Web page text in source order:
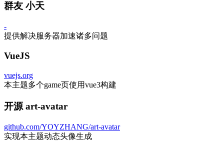
群友 小天
-
提供解决服务器加速诸多问题
VueJS
vuejs.org
本主题多个game页使用vue3构建
开源 art-avatar
github.com/YOYZHANG/art-avatar
实现本主题动态头像生成